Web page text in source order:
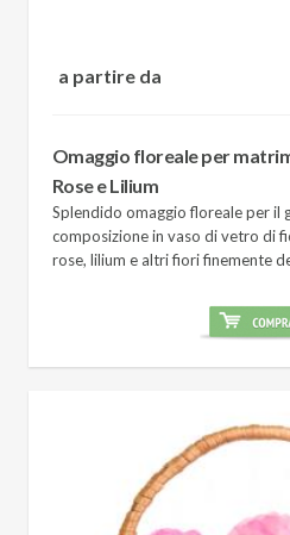
a partire da
Omaggio floreale per
Rose e Lilium
Splendido omaggio floreale per il
composizione in vaso di vetro di
rose, lilium e altri fiori finemente